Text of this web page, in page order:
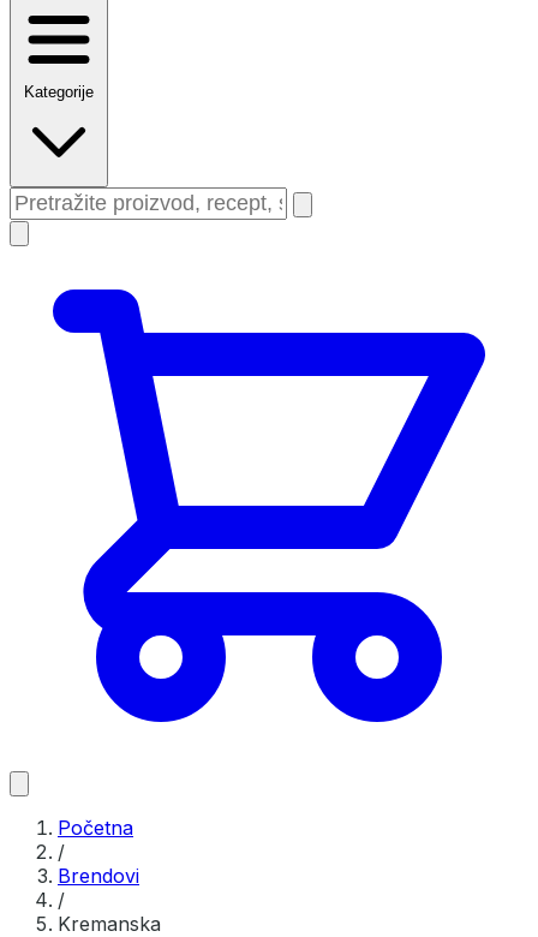
Kategorije
Početna
/
Brendovi
/
Kremanska